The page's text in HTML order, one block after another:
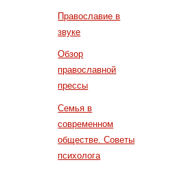
Православие в
звуке
Обзор
православной
прессы
Семья в
современном
обществе. Советы
психолога